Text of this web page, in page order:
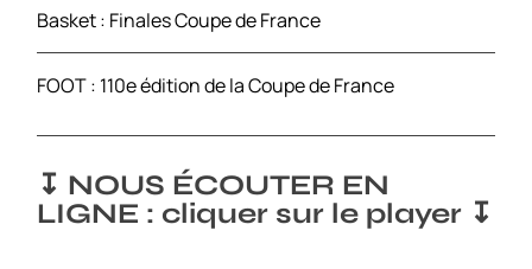
Basket : Finales Coupe de France
FOOT : 110e édition de la Coupe de France
↧ NOUS ÉCOUTER EN
LIGNE : cliquer sur le player ↧